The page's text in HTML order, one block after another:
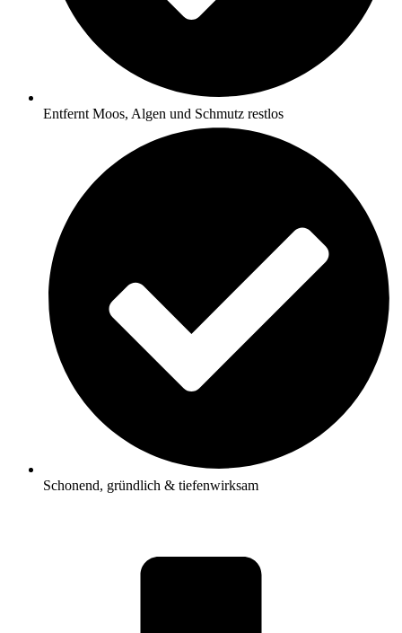
Entfernt Moos, Algen und Schmutz restlos
Schonend, gründlich & tiefenwirksam